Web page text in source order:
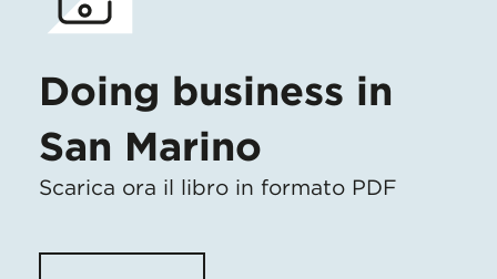
Doing business in
San Marino
Scarica ora il libro in formato PDF